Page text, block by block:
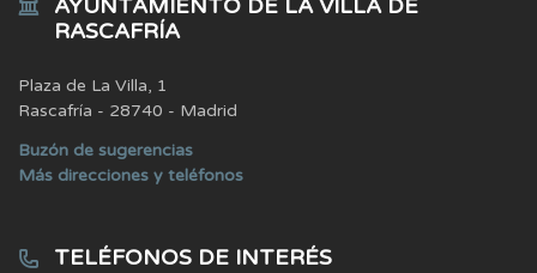
AYUNTAMIENTO DE LA VILLA DE
RASCAFRÍA
Plaza de La Villa, 1
Rascafría - 28740 - Madrid
Buzón de sugerencias
Más direcciones y teléfonos
TELÉFONOS DE INTERÉS